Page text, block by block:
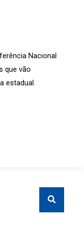
Nacional
que vão
estadual.
Search